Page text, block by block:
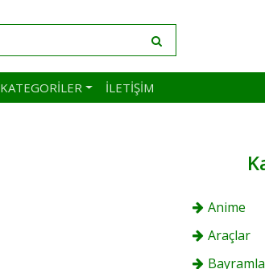
KATEGORILER İLETIŞIM
Anime
Araçlar